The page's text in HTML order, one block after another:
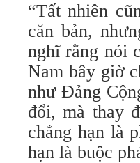
“Tất nhiên
căn bản,
nghĩ rằng nói
Nam bây giờ
như Đảng
đổi, mà thay
chẳng hạn là
hạn là buộc